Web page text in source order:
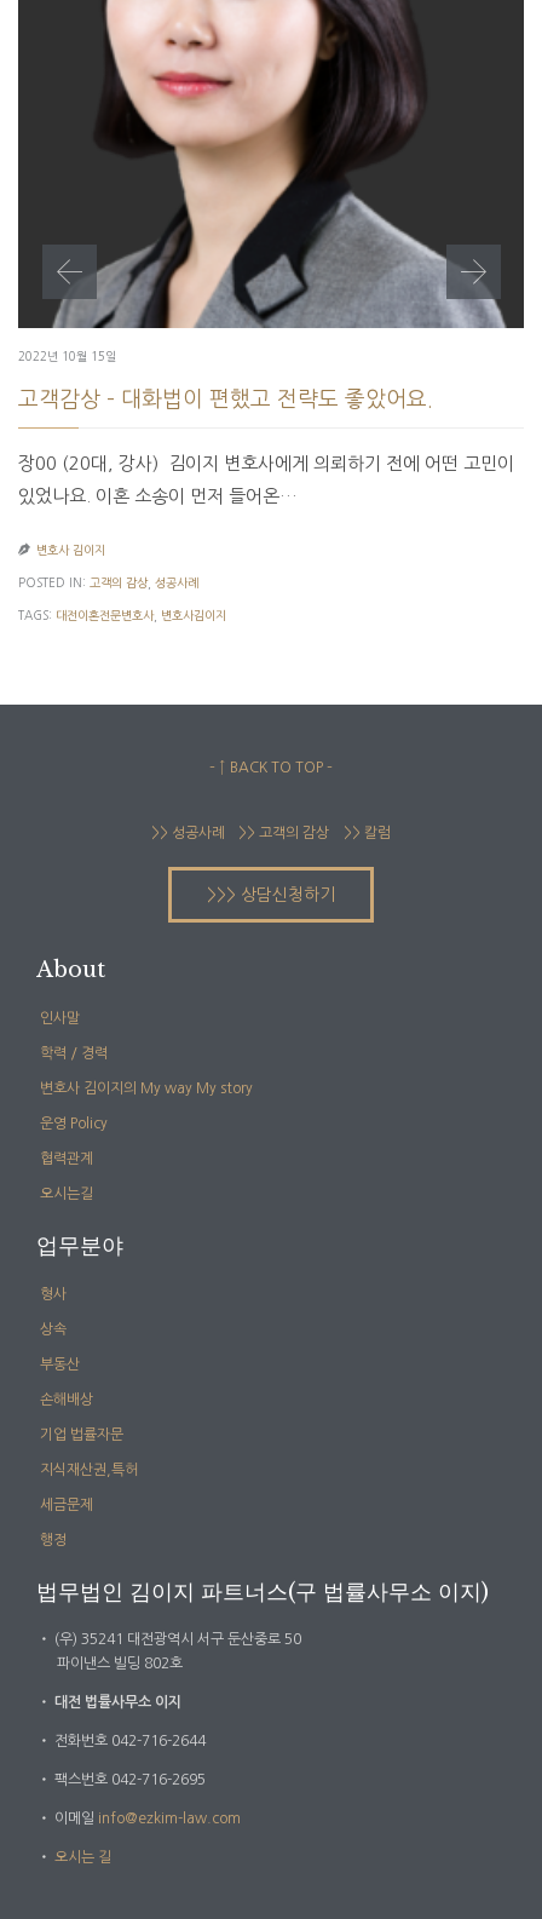
2022년 10월 15일
고객감상 – 대화법이 편했고 전략도 좋았어요.
장00 (20대, 강사) ​ 김이지 변호사에게 의뢰하기 전에 어떤 고민이
있었나요​. 이혼 소송이 먼저 들어온…
 변호사 김이지
POSTED IN: 고객의 감상, 성공사례
TAGS: 대전이혼전문변호사, 변호사김이지
– ↑ BACK TO TOP –
>> 성공사례 >> 고객의 감상 >> 칼럼
>>> 상담신청하기
About
인사말
학력 / 경력
변호사 김이지의 My way My story
운영 Policy
협력관계
오시는길
업무분야
형사
상속
부동산
손해배상
기업 법률자문
지식재산권,특허
세금문제
행정
법무법인 김이지 파트너스(구 법률사무소 이지)
・
(우) 35241 대전광역시 서구 둔산중로 50
파이낸스 빌딩 802호
・ 대전 법률사무소 이지
・ 전화번호 042-716-2644
・ 팩스번호 042-716-2695
・ 이메일 info@ezkim-law.com
・ 오시는 길